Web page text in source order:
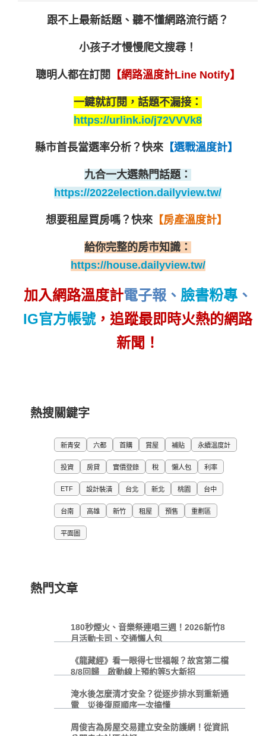
跟不上最新話題、聽不懂網路流行語？
小孩子才慢慢爬文搜尋！
聰明人都在訂閱 【網路溫度計Line Notify】
一鍵就訂閱，話題不漏接：
https://urlink.io/j72VVVk8
縣市首長當選率分析？ 快來【選戰溫度計】
九合一大選熱門話題：
https://2022election.dailyview.tw/
想要租屋買房嗎？ 快來【房產溫度計】
給你完整的房市知識：
https://house.dailyview.tw/
加入網路溫度計電子報 、 臉書粉專 、
IG官方帳號，追蹤最即時火熱的網路
新聞！
熱搜關鍵字
新青安 六都 首購 賞屋 補貼 永續溫度計
投資 房貸 實價登錄 稅 懶人包 利率
ETF 設計裝潢 台北 新北 桃園 台中
台南 高雄 新竹 租屋 預售 重劃區
平面圖
熱門文章
180秒煙火、音樂祭連唱三週！2026新竹8
月活動卡司、交通懶人包
《龍藏經》看一眼得七世福報？故宮第二檔
8/8回歸 啟動線上預約等5大新招
淹水後怎麼清才安全？從逐步排水到重新通
電 災後復原順序一次搞懂
周俊吉為房屋交易建立安全防護網！從資訊